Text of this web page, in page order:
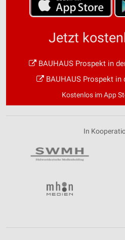
Jetzt
BAUHAUS Prospekt in
BAUHAUS Prospekt in
Kostenlos im App
In